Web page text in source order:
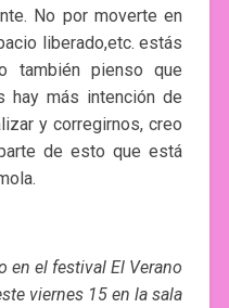
No por moverte en
liberado,etc. estás
también pienso que
hay más intención de
y corregirnos, creo
de esto que está
en el festival El Verano
viernes 15 en la sala